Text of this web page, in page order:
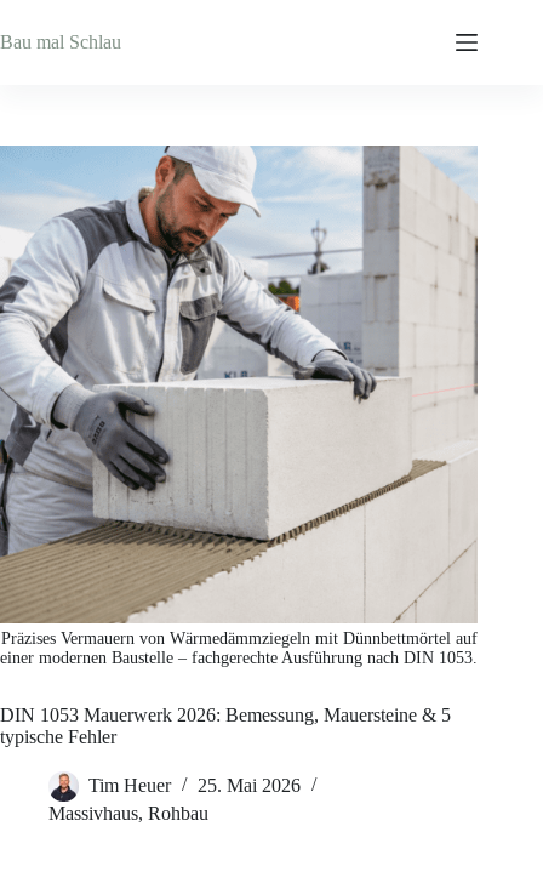
Inhalt
springen
Bau mal Schlau
Präzises Vermauern von Wärmedämmziegeln mit Dünnbettmörtel auf
einer modernen Baustelle – fachgerechte Ausführung nach DIN 1053.
DIN 1053 Mauerwerk 2026: Bemessung, Mauersteine & 5
typische Fehler
Tim Heuer
25. Mai 2026
Massivhaus, Rohbau